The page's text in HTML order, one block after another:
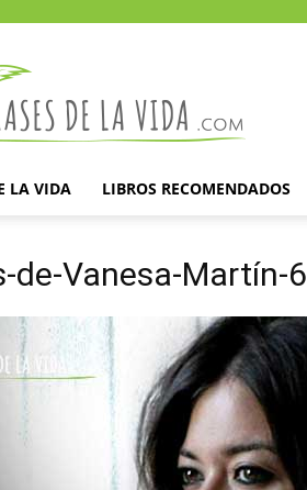
la
vida
LA VIDA LIBROS RECOMENDADOS
de-Vanesa-Martín-6